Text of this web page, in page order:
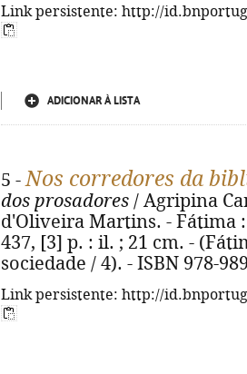
Link persistente: http://
ADICIONAR À LISTA
5 -Nos corredores da
dos prosadores / Agripina
d'Oliveira Martins. - Fátima
437, [3] p. : il. ; 21 cm. -
sociedade / 4). - ISBN 978-
Link persistente: http://